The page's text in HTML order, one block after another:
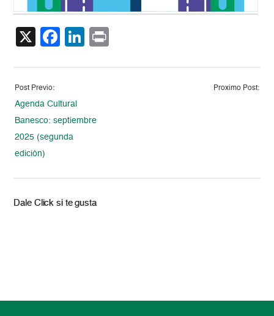
X Facebook
LinkedIn
Post Previo:
Agenda Cultural
Banesco: septiembre
2025 (segunda
edición)
Proximo Post:
Dale Click si te gusta